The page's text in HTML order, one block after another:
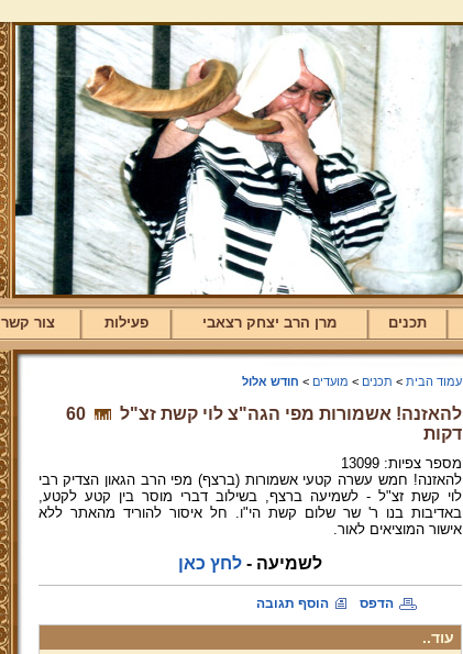
תכנים מרן הרב יצחק רצאבי פעילות צור קשר
עמוד הבית > תכנים > מועדים > חודש אלול
להאזנה! אשמורות מפי הגה"צ לוי קשת זצ"ל
60
דקות
מספר צפיות: 13099
להאזנה! חמש עשרה קטעי אשמורות (ברצף) מפי הרב הגאון הצדיק רבי
לוי קשת זצ"ל - לשמיעה ברצף, בשילוב דברי מוסר בין קטע לקטע,
באדיבות בנו ר' שר שלום קשת הי"ו. חל איסור להוריד מהאתר ללא
אישור המוציאים לאור.
לשמיעה -לחץ כאן
הדפס הוסף תגובה
עוד..